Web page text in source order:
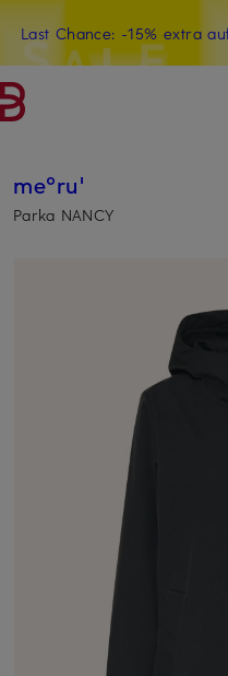
ZUM HAUPTINHALT
Last Chance: -15% extra
15€-
me°ru'
Parka NANCY